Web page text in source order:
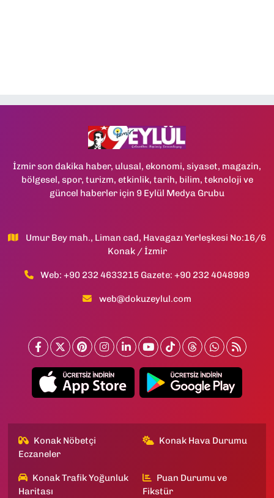
İzmir son dakika haber, ulusal, ekonomi, siyaset, magazin,
bölgesel, spor, turizm, etkinlik, tarih, bilim, teknoloji ve
güncel haberler için 9 Eylül Medya Grubu
Umur Bey mah., Liman cad, Havagazı Yerleşkesi No:16/6
Konak / İzmir
Web: +90 232 4633215 Gazete: +90 232 4048989
web@dokuzeylul.com
Konak Nöbetçi
Eczaneler
Konak Hava Durumu
Konak Trafik Yoğunluk
Haritası
Puan Durumu ve
Fikstür